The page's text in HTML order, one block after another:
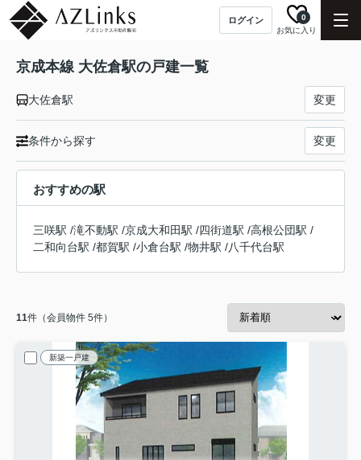
ログイン
お気に入り
0
京成本線 大佐倉駅の戸建一覧
大佐倉駅 変更
条件から探す 変更
おすすめの駅
三咲駅 /滝不動駅 /京成大和田駅 /四街道駅 /高根公団駅 /
二和向台駅 /都賀駅 /小倉台駅 /物井駅 /八千代台駅
11件（会員物件 5件）
新築一戸建